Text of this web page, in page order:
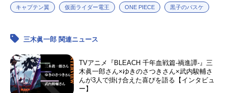
キャプテン翼 仮面ライダー電王 ONE PIECE 黒子のバスケ
三木眞一郎 関連ニュース
TVアニメ『BLEACH 千年血戦篇-禍進譚-』三
木眞一郎さん×ゆきのさつきさん×武内駿輔さ
んが3人で掛け合えた喜びを語る【インタビュ
ー】